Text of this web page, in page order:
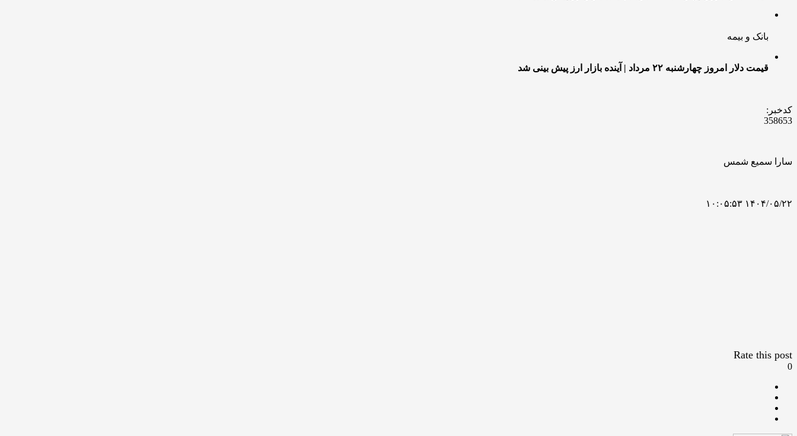
بانک و بیمه
قیمت دلار امروز چهارشنبه ۲۲ مرداد | آینده بازار ارز پیش بینی شد
کدخبر:
358653
سارا سمیع شمس
۱۴۰۴/۰۵/۲۲ ۱۰:۰۵:۵۳
Rate this post
0